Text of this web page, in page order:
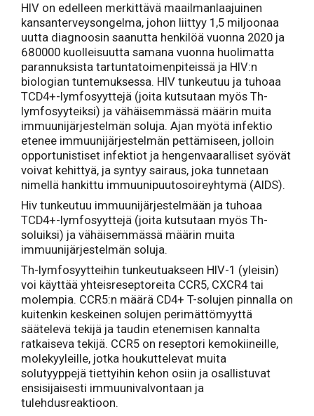
HIV on edelleen merkittävä maailmanlaajuinen
kansanterveysongelma, johon liittyy 1,5 miljoonaa
uutta diagnoosin saanutta henkilöä vuonna 2020 ja
680000 kuolleisuutta samana vuonna huolimatta
parannuksista tartuntatoimenpiteissä ja HIV:n
biologian tuntemuksessa. HIV tunkeutuu ja tuhoaa
TCD4+-lymfosyyttejä (joita kutsutaan myös Th-
lymfosyyteiksi) ja vähäisemmässä määrin muita
immuunijärjestelmän soluja. Ajan myötä infektio
etenee immuunijärjestelmän pettämiseen, jolloin
opportunistiset infektiot ja hengenvaaralliset syövät
voivat kehittyä, ja syntyy sairaus, joka tunnetaan
nimellä hankittu immuunipuutosoireyhtymä (AIDS).
Hiv tunkeutuu immuunijärjestelmään ja tuhoaa
TCD4+-lymfosyyttejä (joita kutsutaan myös Th-
soluiksi) ja vähäisemmässä määrin muita
immuunijärjestelmän soluja.
Th-lymfosyytteihin tunkeutuakseen HIV-1 (yleisin)
voi käyttää yhteisreseptoreita CCR5, CXCR4 tai
molempia. CCR5:n määrä CD4+ T-solujen pinnalla on
kuitenkin keskeinen solujen perimättömyyttä
säätelevä tekijä ja taudin etenemisen kannalta
ratkaiseva tekijä. CCR5 on reseptori kemokiineille,
molekyyleille, jotka houkuttelevat muita
solutyyppejä tiettyihin kehon osiin ja osallistuvat
ensisijaisesti immuunivalvontaan ja
tulehdusreaktioon.